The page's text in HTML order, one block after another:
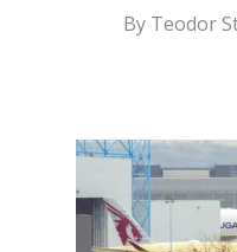
By Teodor